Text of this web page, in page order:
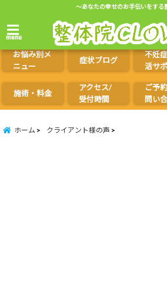
～あなたの幸せのお手伝いをする
menu
お悩み別メ
ニュー
症状ブログ
不妊
活サ
施術・料金
アクセス/
受付時間
ご予
問い
ホーム クライアント様の声